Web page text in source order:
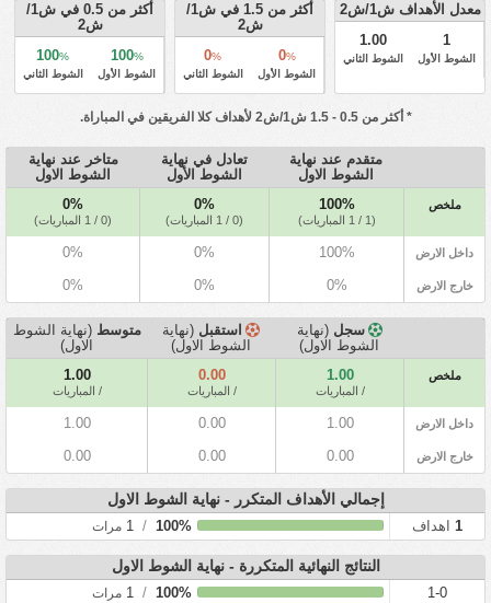
معدل الأهداف ش1/ش2
1
الشوط الأول
1.00
الشوط الثاني
أكثر من 1.5 في ش1/
ش2
0%
الشوط الأول
0%
الشوط الثاني
أكثر من 0.5 في ش1/
ش2
100%
الشوط الأول
100%
الشوط الثاني
* أكثر من 0.5 - 1.5 ش1/ش2 لأهداف كلا الفريقين في المباراة.
متقدم عند نهاية
الشوط الاول
تعادل في نهاية
الشوط الأول
متاخر عند نهاية
الشوط الاول
ملخص 100%
(1 / 1 المباريات)
0%
(0 / 1 المباريات)
0%
(0 / 1 المباريات)
داخل الارض 100%
0%
0%
خارج الارض 0%
0%
0%
سجل (نهاية
الشوط الاول)
استقبل (نهاية
الشوط الاول)
متوسط (نهاية الشوط
الاول)
ملخص 1.00
/ المباريات
0.00
/ المباريات
1.00
/ المباريات
داخل الارض 1.00
0.00
1.00
خارج الارض 0.00
0.00
0.00
إجمالي الأهداف المتكرر - نهاية الشوط الاول
1 اهداف 100%
/
1 مرات
النتائج النهائية المتكررة - نهاية الشوط الاول
1-0
100%
/
1 مرات